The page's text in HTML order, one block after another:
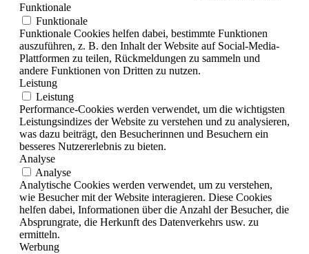
Funktionale
Funktionale
Funktionale Cookies helfen dabei, bestimmte Funktionen
auszuführen, z. B. den Inhalt der Website auf Social-Media-
Plattformen zu teilen, Rückmeldungen zu sammeln und
andere Funktionen von Dritten zu nutzen.
Leistung
Leistung
Performance-Cookies werden verwendet, um die wichtigsten
Leistungsindizes der Website zu verstehen und zu analysieren,
was dazu beiträgt, den Besucherinnen und Besuchern ein
besseres Nutzererlebnis zu bieten.
Analyse
Analyse
Analytische Cookies werden verwendet, um zu verstehen,
wie Besucher mit der Website interagieren. Diese Cookies
helfen dabei, Informationen über die Anzahl der Besucher, die
Absprungrate, die Herkunft des Datenverkehrs usw. zu
ermitteln.
Werbung